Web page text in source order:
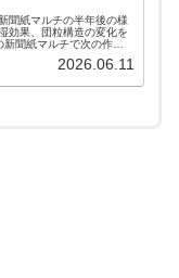
聞紙マルチの半年後の様
効果、団粒構造の変化を
聞紙マルチで次の作付
2026.06.11